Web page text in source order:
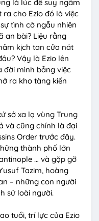
là lúc để suy ngẫm
cho Ezio đó là việc
tình cờ ngẫu nhiên
an bài? Liệu rằng
kịch tan cửa nát
Vậy là Ezio lên
đời mình bằng việc
ra kho tàng kiến
sở xa lạ vùng Trung
và cũng chính là đại
Order trước đây.
thành phố lớn
… và gặp gỡ
Tazim, hoàng
– những con người
sử loài người.
tuổi, trí lực của Ezio